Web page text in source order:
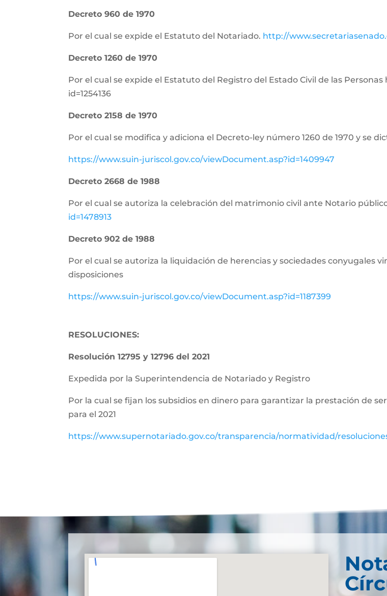
Decreto 960 de 1970
Por el cual se expide el Estatuto del Notariado. http://
Decreto 1260 de 1970
Por el cual se expide el Estatuto del Registro del Estado Civil de las
id=1254136
Decreto 2158 de 1970
Por el cual se modifica y adiciona el Decreto-ley número 1260 de 1970 y se
https://www.suin-juriscol.gov.co/viewDocument.asp?id=1409947
Decreto 2668 de 1988
Por el cual se autoriza la celebración del matrimonio civil ante Notario
id=1478913
Decreto 902 de 1988
Por el cual se autoriza la liquidación de herencias y sociedades conyugales
disposiciones
https://www.suin-juriscol.gov.co/viewDocument.asp?id=1187399
RESOLUCIONES:
Resolución 12795 y 12796 del 2021
Expedida por la Superintendencia de Notariado y Registro
Por la cual se fijan los subsidios en dinero para garantizar la prestación de
para el 2021
https://www.supernotariado.gov.co/transparencia/normatividad/